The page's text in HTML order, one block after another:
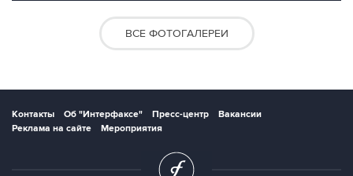
ВСЕ ФОТОГАЛЕРЕИ
Контакты Об "Интерфаксе" Пресс-центр
Вакансии
Реклама на сайте
Мероприятия